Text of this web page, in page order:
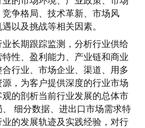
争格局、技术革新、市场风
以及挑战等相关因素。
长期跟踪监测，分析行业供给
性、盈利能力、产业链和商业
行业、市场企业、渠道、用多
，为客户提供深度的行业市场
的剖析当前行业发展的总体市
细分数据、进出口市场需求特
的发展轨迹及实践经验，对行